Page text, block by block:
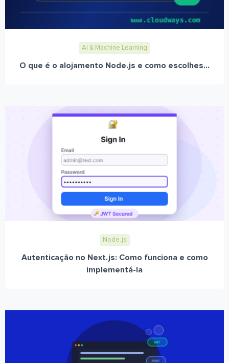
AI & Machine Learning
O que é o alojamento Node.js e como escolhes...
Node.js
Autenticação no Next.js: Como funciona e como
implementá-la